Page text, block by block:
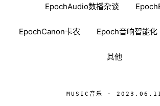
EpochAudio数播杂谈
EpochCanon卡农 Epoch音响智能化
其他
MUSIC音乐 ·